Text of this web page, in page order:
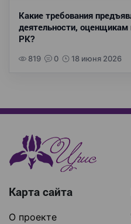
Какие требования
деятельности,
РК?
819 0 18 июня 2026
Карта сайта
О проекте